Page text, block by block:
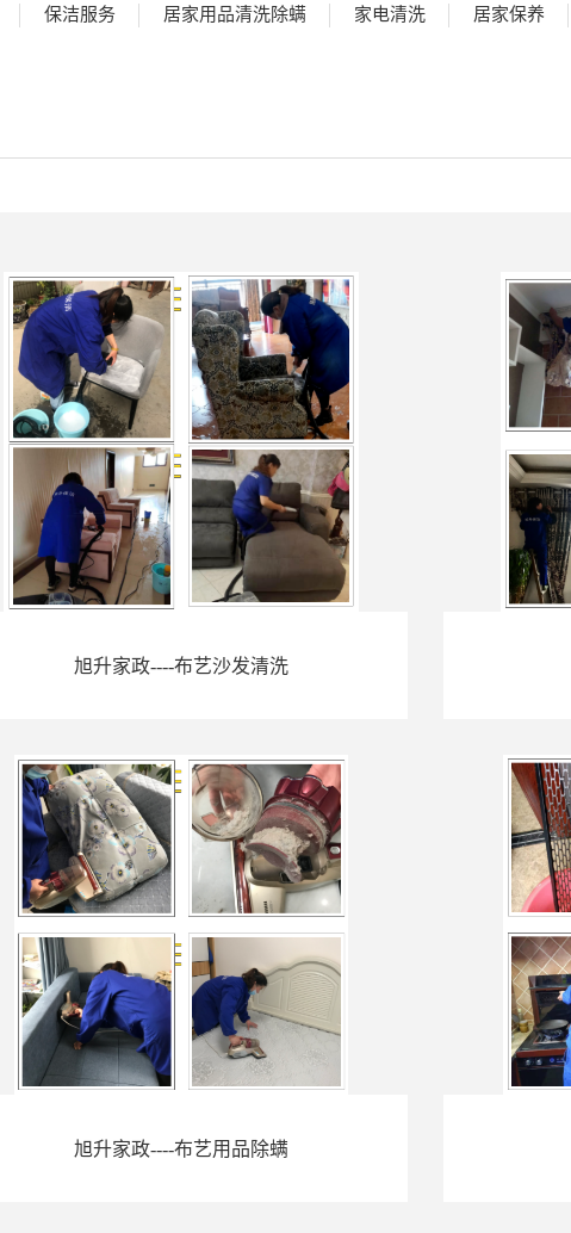
保洁服务 居家用品清洗除螨 家电清洗 居家保养
旭升家政----布艺沙发清洗
旭升家政----布艺用品除螨